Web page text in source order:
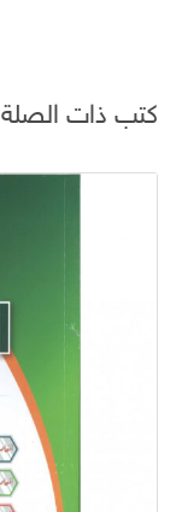
كتب ذات الصلة